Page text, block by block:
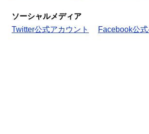
ソーシャルメディア
Twitter公式アカウント
Facebook公